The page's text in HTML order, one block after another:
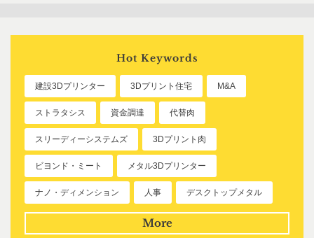
Hot Keywords
建設3Dプリンター 3Dプリント住宅 M&A
ストラタシス 資金調達 代替肉
スリーディーシステムズ 3Dプリント肉
ビヨンド・ミート メタル3Dプリンター
ナノ・ディメンション 人事 デスクトップメタル
More